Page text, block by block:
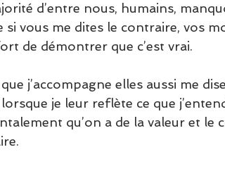
d’entre nous, humains,
vous me dites le contraire, vos
de démontrer que c’est vrai.
j’accompagne elles aussi me
je leur reflète ce que
qu’on a de la valeur et le